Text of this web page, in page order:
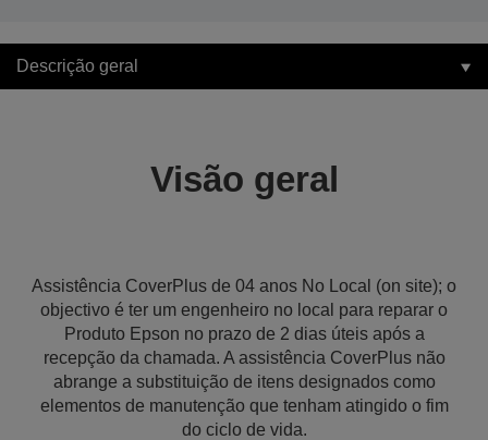
Descrição geral
Visão geral
Assistência CoverPlus de 04 anos No Local (on site); o
objectivo é ter um engenheiro no local para reparar o
Produto Epson no prazo de 2 dias úteis após a
recepção da chamada. A assistência CoverPlus não
abrange a substituição de itens designados como
elementos de manutenção que tenham atingido o fim
do ciclo de vida.